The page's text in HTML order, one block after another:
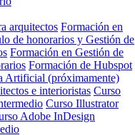
arquitectos Formación en
de honorarios y Gestión de
Formación en Gestión de
Formación de Hubspot
Artificial (próximamente)
e interioristas Curso
Curso Illustrator
Adobe InDesign